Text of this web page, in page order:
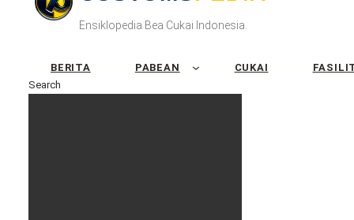
Ensiklopedia Bea Cukai Indonesia.
BERITA PABEAN CUKAI
Search